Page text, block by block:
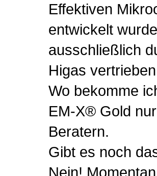
Effektiven
entwickelt
ausschließlich
Higas
Wo bekomme
EM-X® Gold
Beratern.
Gibt es noch
Nein!